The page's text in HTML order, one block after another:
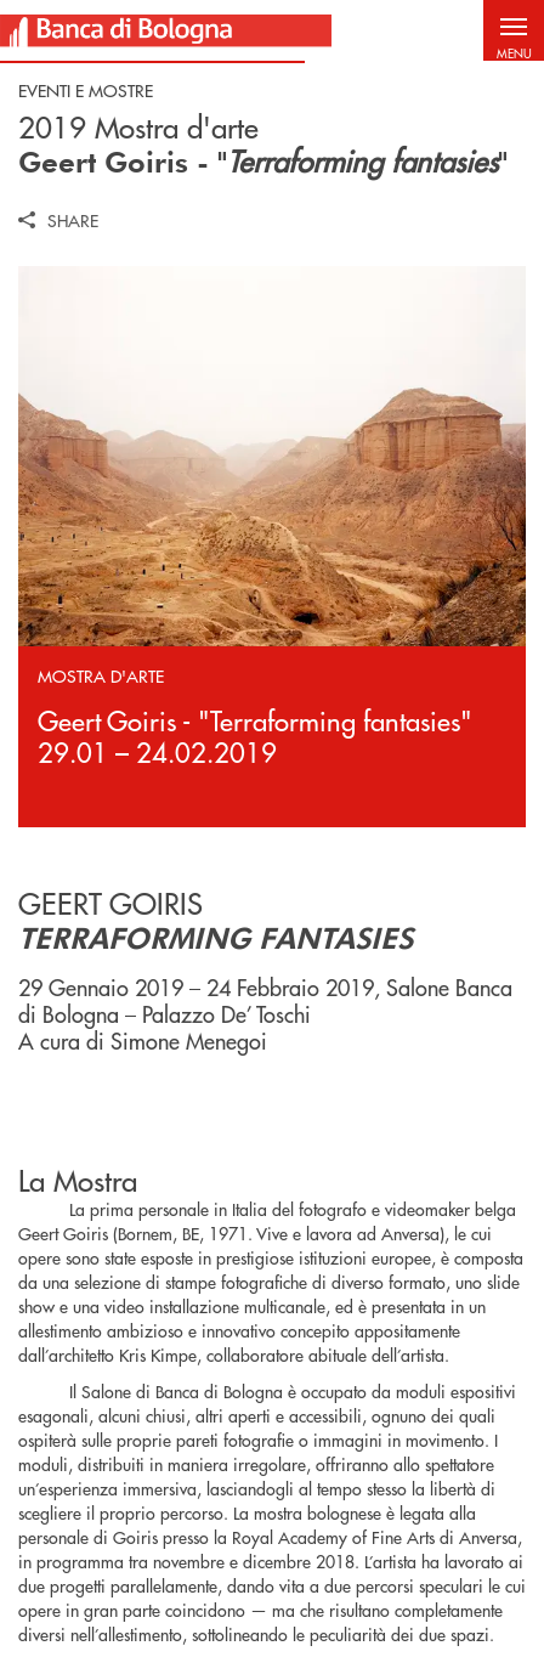
Salta al contenuto principale
MENU
EVENTI E MOSTRE
2019 Mostra d'arte
Geert Goiris - "Terraforming fantasies"
SHARE
MOSTRA D'ARTE
Geert Goiris - "Terraforming fantasies"
29.01 – 24.02.2019
GEERT GOIRIS
TERRAFORMING FANTASIES
29 Gennaio 2019 – 24 Febbraio 2019, Salone Banca
di Bologna – Palazzo De’ Toschi
A cura di Simone Menegoi
La Mostra
La prima personale in Italia del fotografo e videomaker belga
Geert Goiris (Bornem, BE, 1971. Vive e lavora ad Anversa), le cui
opere sono state esposte in prestigiose istituzioni europee, è composta
da una selezione di stampe fotografiche di diverso formato, uno slide
show e una video installazione multicanale, ed è presentata in un
allestimento ambizioso e innovativo concepito appositamente
dall’architetto Kris Kimpe, collaboratore abituale dell’artista.
Il Salone di Banca di Bologna è occupato da moduli espositivi
esagonali, alcuni chiusi, altri aperti e accessibili, ognuno dei quali
ospiterà sulle proprie pareti fotografie o immagini in movimento. I
moduli, distribuiti in maniera irregolare, offriranno allo spettatore
un’esperienza immersiva, lasciandogli al tempo stesso la libertà di
scegliere il proprio percorso. La mostra bolognese è legata alla
personale di Goiris presso la Royal Academy of Fine Arts di Anversa,
in programma tra novembre e dicembre 2018. L’artista ha lavorato ai
due progetti parallelamente, dando vita a due percorsi speculari le cui
opere in gran parte coincidono — ma che risultano completamente
diversi nell’allestimento, sottolineando le peculiarità dei due spazi.